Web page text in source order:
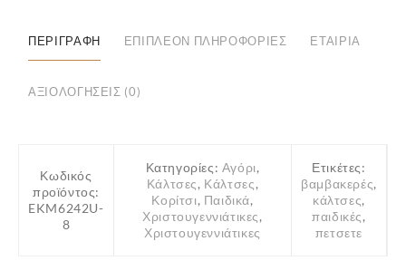
ΠΕΡΙΓΡΑΦΉ ΕΠΙΠΛΈΟΝ ΠΛΗΡΟΦΟΡΊΕΣ ΕΤΑΙΡΊΑ
ΑΞΙΟΛΟΓΉΣΕΙΣ (0)
Κωδικός
προϊόντος:
EKM6242U-
8
Κατηγορίες: Αγόρι,
Κάλτσες, Κάλτσες,
Κορίτσι, Παιδικά,
Χριστουγεννιάτικες,
Χριστουγεννιάτικες
Ετικέτες:
βαμβακερές,
κάλτσες,
παιδικές,
πετσετε